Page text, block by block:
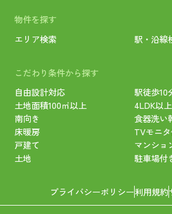
物件を探す
エリア検索
駅・沿線
こだわり条件から探す
自由設計対応
駅徒歩10
土地面積100㎡以上
4LDK以上
南向き
食器洗い
床暖房
TVモニ
戸建て
マンショ
土地
駐車場付
プライバシーポリシー利用規約